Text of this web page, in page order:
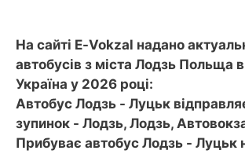
На сайті E-Vokzal надано
автобусів з міста Лодзь Польща
Україна у 2026 році:
Автобус Лодзь - Луцьк
зупинок - Лодзь, Лодзь,
Прибуває автобус Лодзь - Луцьк